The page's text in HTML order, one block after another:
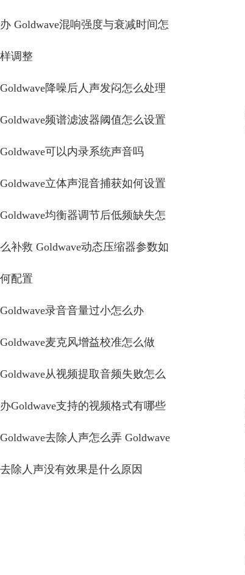
办 Goldwave混响强度与衰减时间怎
样调整
Goldwave降噪后人声发闷怎么处理
Goldwave频谱滤波器阈值怎么设置
Goldwave可以内录系统声音吗
Goldwave立体声混音捕获如何设置
Goldwave均衡器调节后低频缺失怎
么补救 Goldwave动态压缩器参数如
何配置
Goldwave录音音量过小怎么办
Goldwave麦克风增益校准怎么做
Goldwave从视频提取音频失败怎么
办Goldwave支持的视频格式有哪些
Goldwave去除人声怎么弄 Goldwave
去除人声没有效果是什么原因